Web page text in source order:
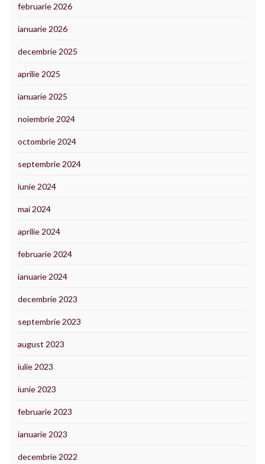
februarie 2026
ianuarie 2026
decembrie 2025
aprilie 2025
ianuarie 2025
noiembrie 2024
octombrie 2024
septembrie 2024
iunie 2024
mai 2024
aprilie 2024
februarie 2024
ianuarie 2024
decembrie 2023
septembrie 2023
august 2023
iulie 2023
iunie 2023
februarie 2023
ianuarie 2023
decembrie 2022